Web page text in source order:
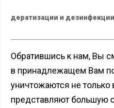
обработка
дератизации и
Обратившись к нам, Вы
в принадлежащем Вам
уничтожаются не только
представляют большую